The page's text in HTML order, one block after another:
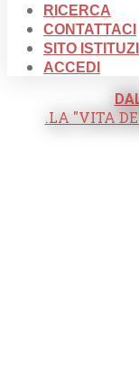
RICERCA
CONTATTACI
SITO
ACCEDI
.LA "VITA